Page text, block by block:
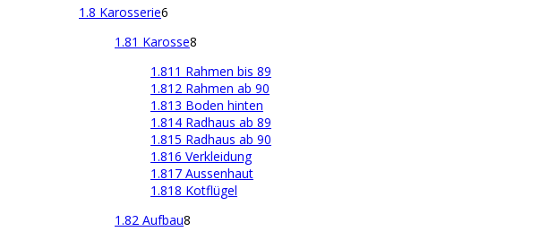
1.8 Karosserie6
1.81 Karosse8
1.811 Rahmen bis 89
1.812 Rahmen ab 90
1.813 Boden hinten
1.814 Radhaus ab 89
1.815 Radhaus ab 90
1.816 Verkleidung
1.817 Aussenhaut
1.818 Kotflügel
1.82 Aufbau8